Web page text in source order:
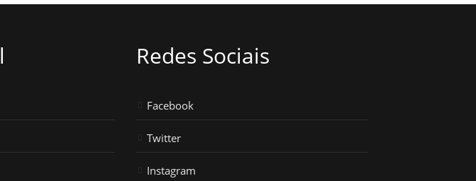
Redes Sociais
Facebook
Twitter
Instagram